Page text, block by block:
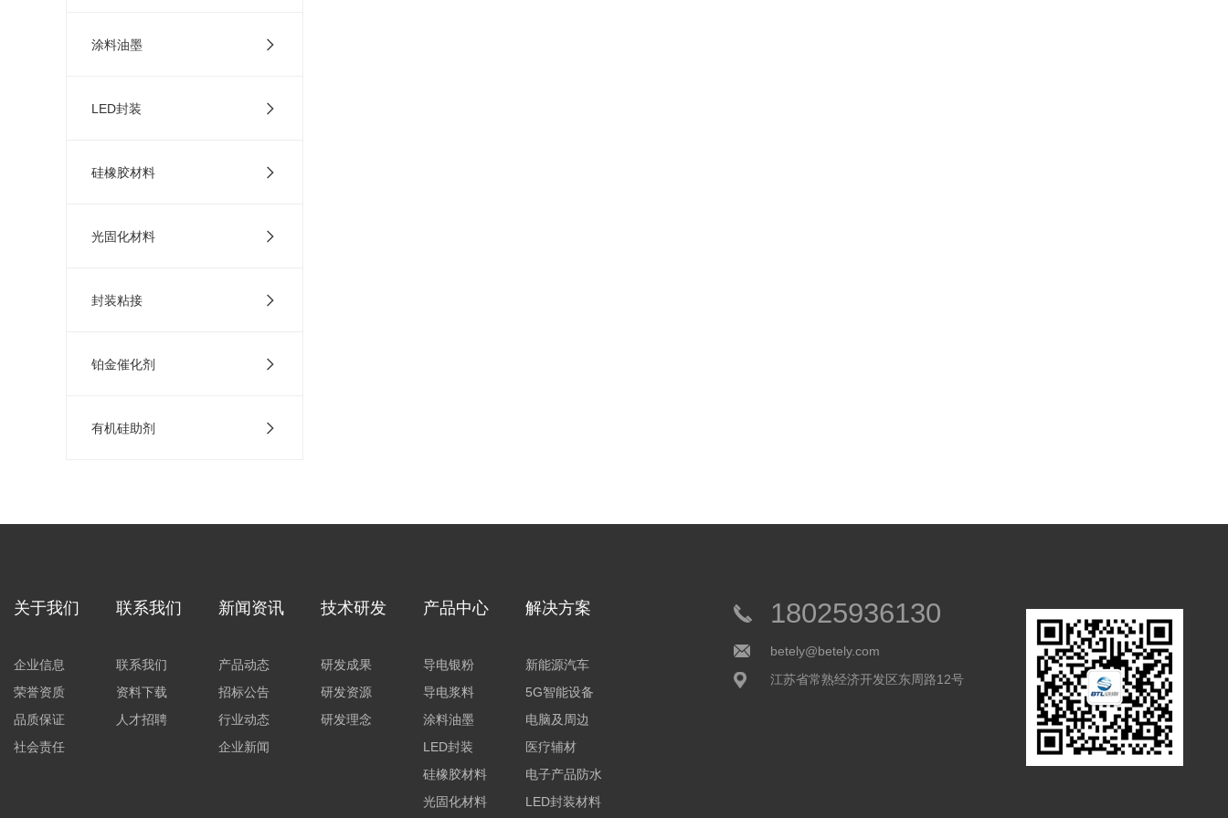
涂料油墨
LED封装
硅橡胶材料
光固化材料
封装粘接
铂金催化剂
有机硅助剂
关于我们
企业信息
荣誉资质
品质保证
社会责任
联系我们
联系我们
资料下载
人才招聘
新闻资讯
产品动态
招标公告
行业动态
企业新闻
技术研发
研发成果
研发资源
研发理念
产品中心
导电银粉
导电浆料
涂料油墨
LED封装
硅橡胶材料
光固化材料
解决方案
新能源汽车
5G智能设备
电脑及周边
医疗辅材
电子产品防水
LED封装材料
18025936130
betely@betely.com
江苏省常熟经济开发区东周路12号